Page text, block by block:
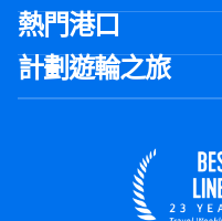
熱門港口
計劃遊輪之旅